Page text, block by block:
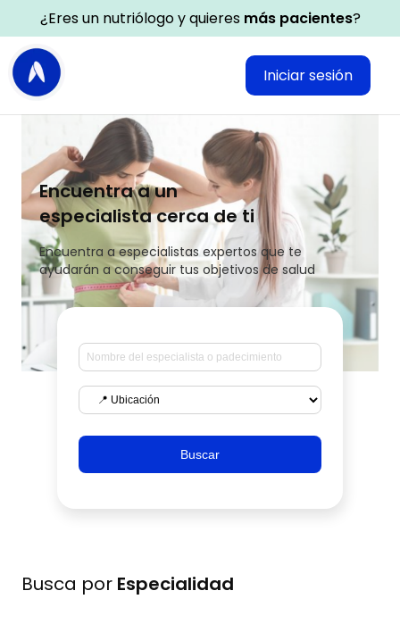
¿Eres un nutriólogo y quieres más pacientes?
Iniciar sesión
Encuentra a un
especialista cerca de ti
Encuentra a especialistas expertos que te
ayudarán a conseguir tus objetivos de salud
Buscar
Busca por Especialidad